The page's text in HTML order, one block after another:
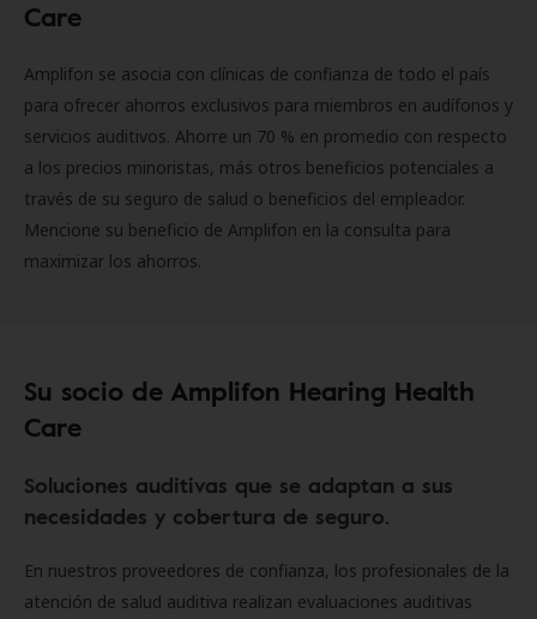
Care
Amplifon se asocia con clínicas de confianza de todo el país
para ofrecer ahorros exclusivos para miembros en audífonos y
servicios auditivos. Ahorre un 70 % en promedio con respecto
a los precios minoristas, más otros beneficios potenciales a
través de su seguro de salud o beneficios del empleador.
Mencione su beneficio de Amplifon en la consulta para
maximizar los ahorros.
Su socio de Amplifon Hearing Health
Care
Soluciones auditivas que se adaptan a sus
necesidades y cobertura de seguro.
En nuestros proveedores de confianza, los profesionales de la
atención de salud auditiva realizan evaluaciones auditivas